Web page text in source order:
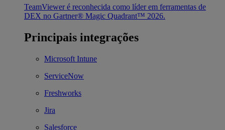
TeamViewer é reconhecida como líder em ferramentas de
DEX no Gartner® Magic Quadrant™ 2026.
Principais integrações
Microsoft Intune
ServiceNow
Freshworks
Jira
Salesforce